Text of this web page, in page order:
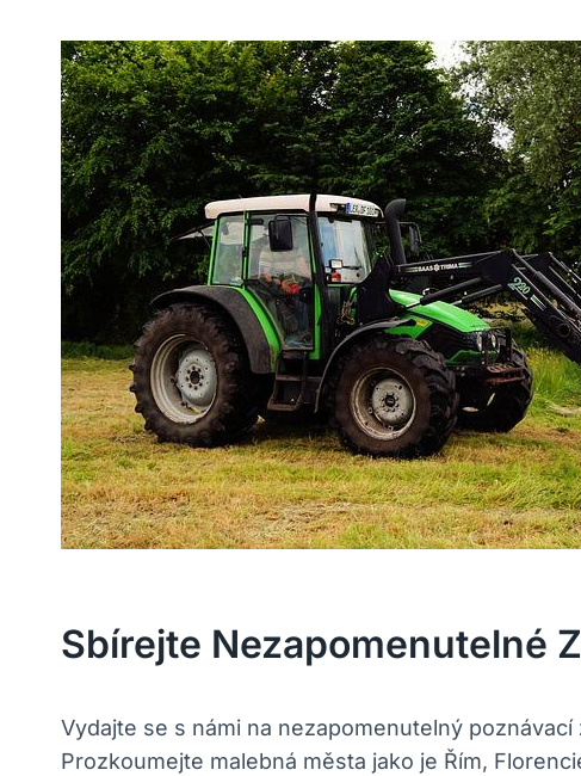
Sbírejte Nezapomenutelné
Vydajte se s námi na nezapomenutelný poznávací
Prozkoumejte malebná města jako je Řím,